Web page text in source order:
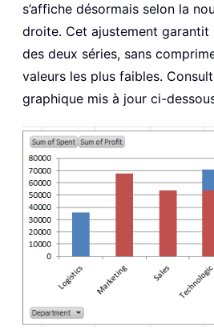
s’affiche désormais selon la
droite. Cet ajustement
des deux séries, sans
valeurs les plus faibles.
graphique mis à jour ci-